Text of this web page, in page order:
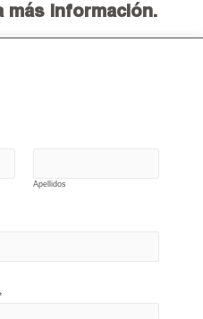
más información.
Apellidos